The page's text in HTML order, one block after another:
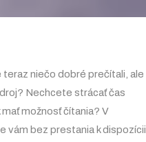
teraz niečo dobré prečítali, ale
Nechcete strácať čas
možnosť čítania? V
vám bez prestania k dispozícii